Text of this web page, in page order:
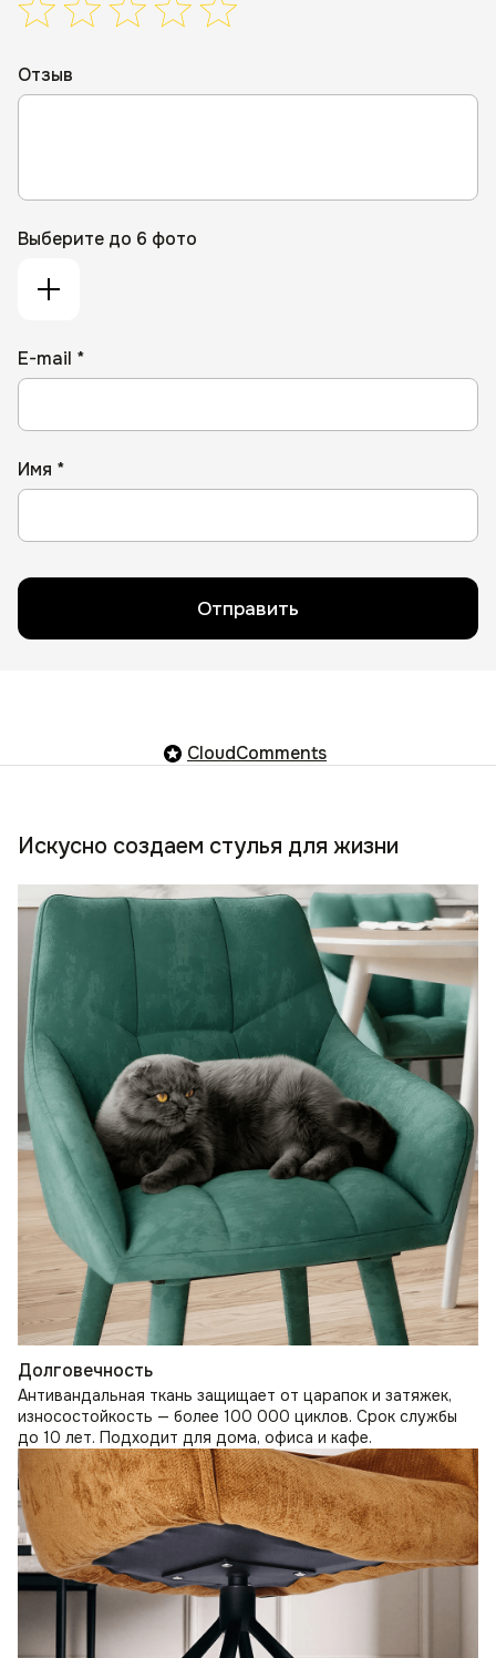
Отзыв
Выберите до 6 фото
E-mail *
Имя *
Отправить
CloudComments
Искусно создаем стулья для жизни
Долговечность
Антивандальная ткань защищает от царапок и затяжек,
износостойкость — более 100 000 циклов. Срок службы
до 10 лет. Подходит для дома, офиса и кафе.